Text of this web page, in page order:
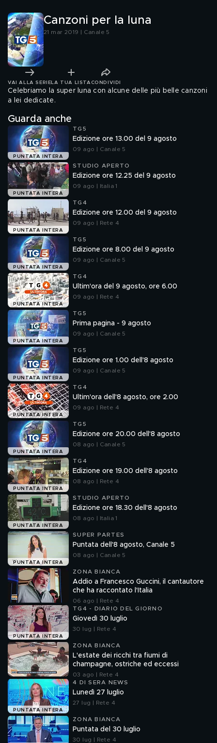
Canzoni per la luna
21 mar 2019 | Canale 5
VAI ALLA SERIE LA TUA LISTA CONDIVIDI
Celebriamo la super luna con alcune delle più belle canzoni
a lei dedicate.
Guarda anche
PUNTATA INTERA
TG5
Edizione ore 13.00 del 9 agosto
09 ago | Canale 5
PUNTATA INTERA
STUDIO APERTO
Edizione ore 12.25 del 9 agosto
09 ago | Italia 1
PUNTATA INTERA
TG4
Edizione ore 12.00 del 9 agosto
09 ago | Rete 4
PUNTATA INTERA
TG5
Edizione ore 8.00 del 9 agosto
09 ago | Canale 5
PUNTATA INTERA
TG4
Ultim'ora del 9 agosto, ore 6.00
09 ago | Rete 4
PUNTATA INTERA
TG5
Prima pagina - 9 agosto
09 ago | Canale 5
PUNTATA INTERA
TG5
Edizione ore 1.00 dell'8 agosto
09 ago | Canale 5
PUNTATA INTERA
TG4
Ultim'ora dell'8 agosto, ore 2.00
09 ago | Rete 4
PUNTATA INTERA
TG5
Edizione ore 20.00 dell'8 agosto
08 ago | Canale 5
PUNTATA INTERA
TG4
Edizione ore 19.00 dell'8 agosto
08 ago | Rete 4
PUNTATA INTERA
STUDIO APERTO
Edizione ore 18.30 dell'8 agosto
08 ago | Italia 1
PUNTATA INTERA
SUPER PARTES
Puntata dell'8 agosto, Canale 5
08 ago | Canale 5
ZONA BIANCA
Addio a Francesco Guccini, il cantautore
che ha raccontato l'Italia
06 ago | Rete 4
PUNTATA INTERA
TG4 - DIARIO DEL GIORNO
Giovedì 30 luglio
30 lug | Rete 4
ZONA BIANCA
L'estate dei ricchi tra fiumi di
champagne, ostriche ed eccessi
03 ago | Rete 4
PUNTATA INTERA
4 DI SERA NEWS
Lunedì 27 luglio
27 lug | Rete 4
ZONA BIANCA
Puntata del 30 luglio
30 lug | Rete 4